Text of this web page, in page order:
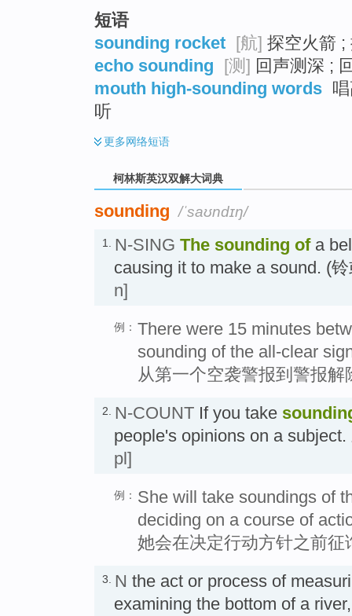
短语
sounding rocket [航] 探空火箭 ;
echo sounding [测] 回声测深 ;
mouth high-sounding words
听
更多网络短语
柯林斯英汉双解大词典
sounding /ˈsaʊndɪŋ/
1. N-SING The sounding ofa
causing it to make a sound. (
n]
例： There were 15 minutes
sounding of the all-clear
从第一个空袭警报到警报
2. N-COUNT If you take
people's opinions on a
pl]
例： She will take soundings of
deciding on a course of
她会在决定行动方针之前征
3. N the act or process of
examining the bottom of a